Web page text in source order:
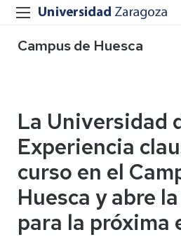
Campus de Huesca
La Universidad
Experiencia
curso en el
Huesca y abre
para la próxima